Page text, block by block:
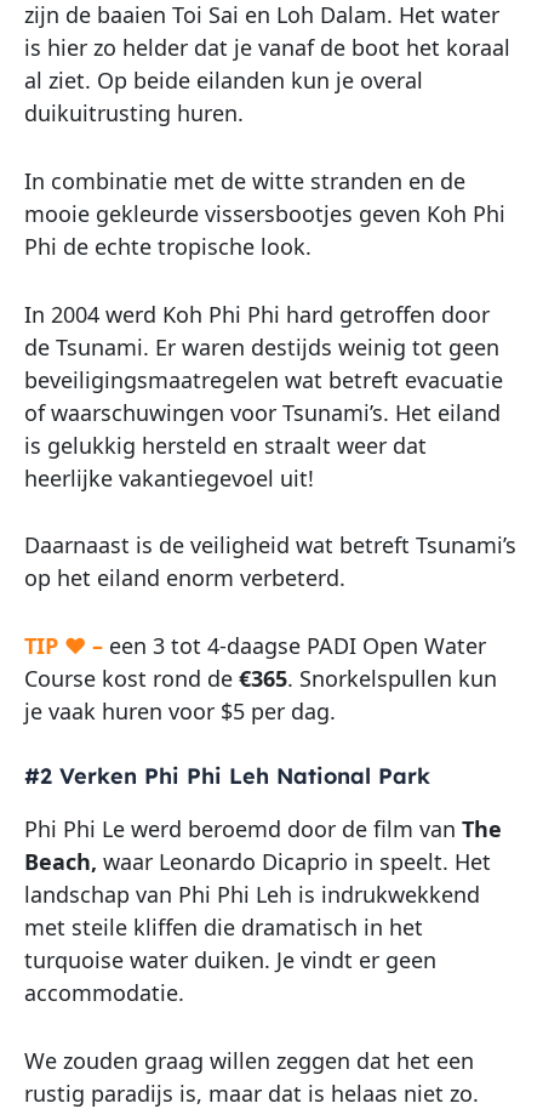
zijn de baaien Toi Sai en Loh Dalam. Het water
is hier zo helder dat je vanaf de boot het koraal
al ziet. Op beide eilanden kun je overal
duikuitrusting huren.
In combinatie met de witte stranden en de
mooie gekleurde vissersbootjes geven Koh Phi
Phi de echte tropische look.
In 2004 werd Koh Phi Phi hard getroffen door
de Tsunami. Er waren destijds weinig tot geen
beveiligingsmaatregelen wat betreft evacuatie
of waarschuwingen voor Tsunami’s. Het eiland
is gelukkig hersteld en straalt weer dat
heerlijke vakantiegevoel uit!
Daarnaast is de veiligheid wat betreft Tsunami’s
op het eiland enorm verbeterd.
TIP ♥ – een 3 tot 4-daagse PADI Open Water
Course kost rond de €365. Snorkelspullen kun
je vaak huren voor $5 per dag.
#2 Verken Phi Phi Leh National Park
Phi Phi Le werd beroemd door de film van The
Beach, waar Leonardo Dicaprio in speelt. Het
landschap van Phi Phi Leh is indrukwekkend
met steile kliffen die dramatisch in het
turquoise water duiken. Je vindt er geen
accommodatie.
We zouden graag willen zeggen dat het een
rustig paradijs is, maar dat is helaas niet zo.